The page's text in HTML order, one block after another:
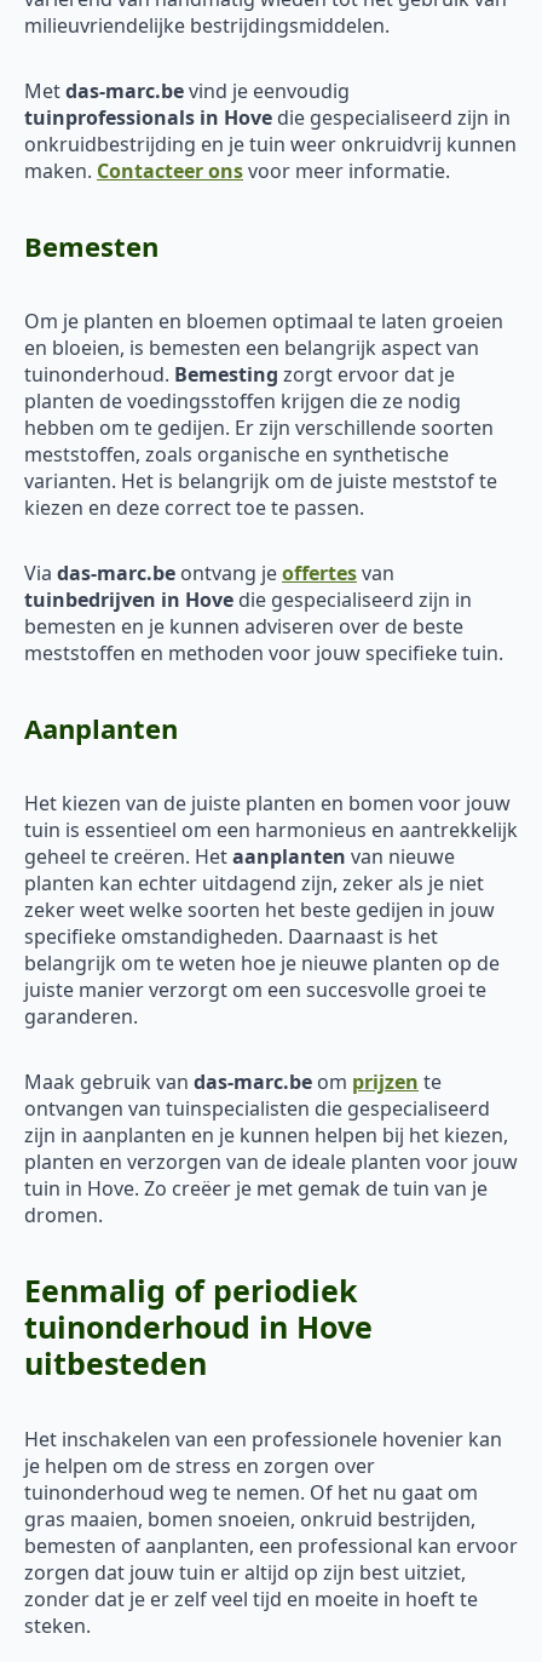
milieuvriendelijke bestrijdingsmiddelen.
Metdas-marc.bevind je eenvoudig
tuinprofessionals in Hove die gespecialiseerd zijn in
onkruidbestrijding en je tuin weer onkruidvrij kunnen
maken. Contacteer onsvoor meer informatie.
Bemesten
Om je planten en bloemen optimaal te laten groeien
en bloeien, is bemesten een belangrijk aspect van
tuinonderhoud. Bemesting zorgt ervoor dat je
planten de voedingsstoffen krijgen die ze nodig
hebben om te gedijen. Er zijn verschillende soorten
meststoffen, zoals organische en synthetische
varianten. Het is belangrijk om de juiste meststof te
kiezen en deze correct toe te passen.
Via das-marc.be ontvang jeoffertesvan
tuinbedrijven in Hove die gespecialiseerd zijn in
bemesten en je kunnen adviseren over de beste
meststoffen en methoden voor jouw specifieke tuin.
Aanplanten
Het kiezen van de juiste planten en bomen voor jouw
tuin is essentieel om een harmonieus en aantrekkelijk
geheel te creëren. Hetaanplanten van nieuwe
planten kan echter uitdagend zijn, zeker als je niet
zeker weet welke soorten het beste gedijen in jouw
specifieke omstandigheden. Daarnaast is het
belangrijk om te weten hoe je nieuwe planten op de
juiste manier verzorgt om een succesvolle groei te
garanderen.
Maak gebruik van das-marc.be om prijzen te
ontvangen van tuinspecialisten die gespecialiseerd
zijn in aanplanten en je kunnen helpen bij het kiezen,
planten en verzorgen van de ideale planten voor jouw
tuin in Hove. Zo creëer je met gemak de tuin van je
dromen.
Eenmalig of periodiek
tuinonderhoud in Hove
uitbesteden
Het inschakelen van een professionele hovenier kan
je helpen om de stress en zorgen over
tuinonderhoud weg te nemen. Of het nu gaat om
gras maaien, bomen snoeien, onkruid bestrijden,
bemesten of aanplanten, een professional kan ervoor
zorgen dat jouw tuin er altijd op zijn best uitziet,
zonder dat je er zelf veel tijd en moeite in hoeft te
steken.